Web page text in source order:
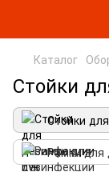
Каталог
Стойки
Стойки
Рамки для